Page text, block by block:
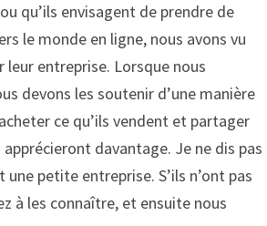
qu’ils envisagent de prendre de
le monde en ligne, nous avons vu
entreprise. Lorsque nous
devons les soutenir d’une manière
ce qu’ils vendent et partager
davantage. Je ne dis pas
petite entreprise. S’ils n’ont pas
à les connaître, et ensuite nous